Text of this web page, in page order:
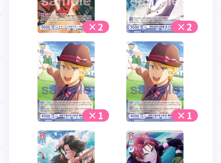
×2 ×2
×1 ×1